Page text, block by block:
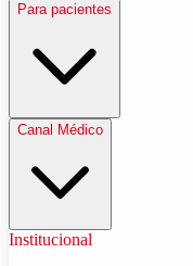
Para pacientes
Canal Médico
Institucional